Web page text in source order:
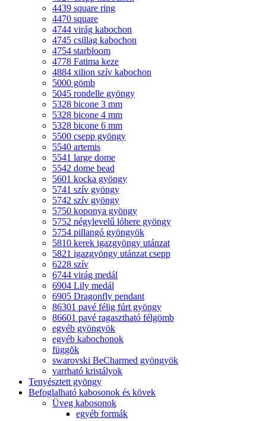
4439 square ring
4470 square
4744 virág kabochon
4745 csillag kabochon
4754 starbloom
4778 Fatima keze
4884 xilion szív kabochon
5000 gömb
5045 rondelle gyöngy
5328 bicone 3 mm
5328 bicone 4 mm
5328 bicone 6 mm
5500 csepp gyöngy
5540 artemis
5541 large dome
5542 dome bead
5601 kocka gyöngy
5741 szív gyöngy
5742 szív gyöngy
5750 koponya gyöngy
5752 négylevelű lóhere gyöngy
5754 pillangó gyöngyök
5810 kerek igazgyöngy utánzat
5821 igazgyöngy utánzat csepp
6228 szív
6744 virág medál
6904 Lily medál
6905 Dragonfly pendant
86301 pavé félig fúrt gyöngy
86601 pavé ragasztható félgömb
egyéb gyöngyök
egyéb kabochonok
függõk
swarovski BeCharmed gyöngyök
varrható kristályok
Tenyésztett gyöngy
Befoglalható kabosonok és kövek
Üveg kabosonok
egyéb formák